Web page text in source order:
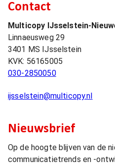
Contact
Multicopy IJsselstein-
Linnaeusweg 29
3401 MS IJsselstein
KVK: 56165005
030-2850050
ijsselstein@multicopy.nl
Nieuwsbrief
Op de hoogte blijven van de
communicatietrends en -